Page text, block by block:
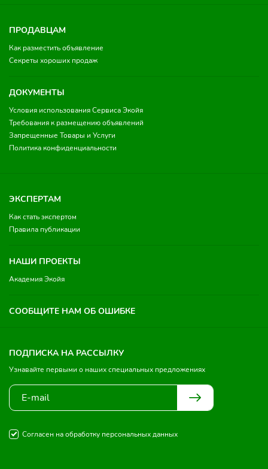
ПРОДАВЦАМ
Как разместить объявление
Секреты хороших продаж
ДОКУМЕНТЫ
Условия использования Сервиса Экойя
Требования к размещению объявлений
Запрещенные Товары и Услуги
Политика конфиденциальности
ЭКСПЕРТАМ
Как стать экспертом
Правила публикации
НАШИ ПРОЕКТЫ
Академия Экойя
СООБЩИТЕ НАМ ОБ ОШИБКЕ
ПОДПИСКА НА РАССЫЛКУ
Узнавайте первыми о наших специальных предложениях
Согласен на обработку персональных данных